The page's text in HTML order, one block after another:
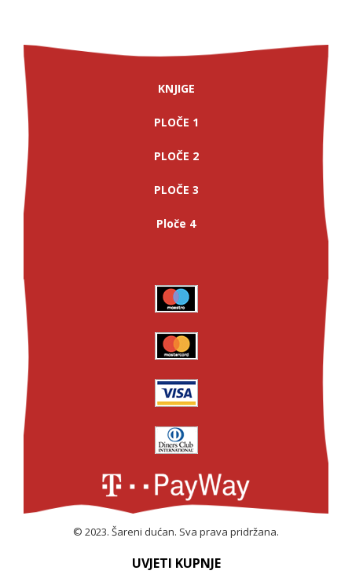
KNJIGE
PLOČE 1
PLOČE 2
PLOČE 3
Ploče 4
© 2023. Šareni dućan. Sva prava pridržana.
UVJETI KUPNJE